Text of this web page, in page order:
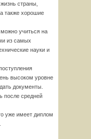
страны,
также хорошие
учиться на
из самых
науки и
высоком уровне
документы.
после средней
уже имеет диплом